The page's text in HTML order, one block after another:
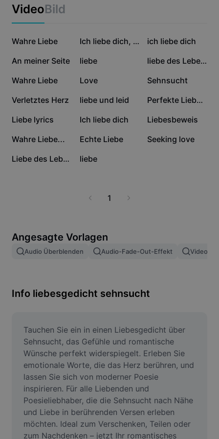
Bilder zusammenfügen
Bildgröße ändern
Meme-Generator
AI Text Remover
AI People Remover
AI Inpainting
Face Cutout
Marketing
Branchenvorlagen
Rückblick-Vorlagen
Vertrauenszentrum
Hilfezentrum
Über die CapCut-Nutzungsbedingungen
Dreamina Seedance 2.0 Launch
VideoBild
5685
Wahre Liebe 5552 Ich liebe dich, Baby 4771
ich liebe dich
4754
An meiner Seite 3493
liebe 2435 liebe des Lebens
2425
Wahre Liebe 1221
Love 1165
Sehnsucht
890
Verletztes Herz 734
liebe und leid 623 Perfekte Liebe Song
445
Liebe lyrics 336
Ich liebe dich 311
Liebesbeweis
292
Wahre Liebe... 223
Echte Liebe 200
Seeking love
178 Liebe des Lebens 2
liebe
1
Angesagte Vorlagen
Audio Überblenden Audio-Fade-Out-Effekt Video
Info liebesgedicht sehnsucht
Tauchen Sie ein in einen Liebesgedicht über
Sehnsucht, das Gefühle und romantische
Wünsche perfekt widerspiegelt. Erleben Sie
emotionale Worte, die das Herz berühren, und
lassen Sie sich von moderner Poesie
inspirieren. Für alle Liebenden und
Poesieliebhaber, die die Sehnsucht nach Nähe
und Liebe in berührenden Versen erleben
möchten. Ideal zum Verschenken, Teilen oder
zum Nachdenken – jetzt Ihr romantisches